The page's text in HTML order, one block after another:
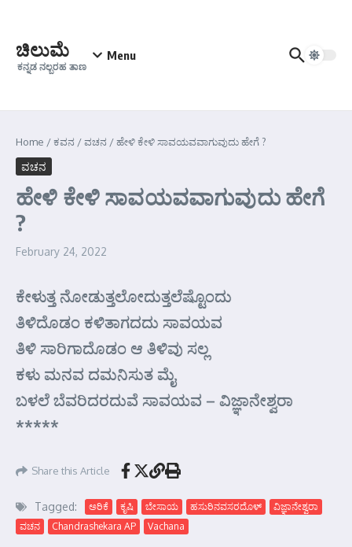
ಚಿಲುಮೆ
ಕನ್ನಡ ನಲ್ಬರಹ ತಾಣ
Menu
Home /ಕವನ /ವಚನ /ಹೇಳಿ ಕೇಳಿ ಸಾವಯವವಾಗುವುದು ಹೇಗೆ ?
ವಚನ
ಹೇಳಿ ಕೇಳಿ ಸಾವಯವವಾಗುವುದು ಹೇಗೆ
?
February 24, 2022
ಕೇಳುತ್ತ ನೋಡುತ್ತಲೋದುತ್ತಲೆಷ್ಟೊಂದು
ತಿಳಿದೊಡಂ ಕಳಿತಾಗದದು ಸಾವಯವ
ತಿಳಿ ಸಾರಿಗಾದೊಡಂ ಆ ತಿಳಿವು ಸಲ್ಲ
ಕಳು ಮನವ ದಮನಿಸುತ ಮೈ
ಬಳಲೆ ಬೆವರಿದರದುವೆ ಸಾವಯವ – ವಿಜ್ಞಾನೇಶ್ವರಾ
*****
Share this Article
Tagged: ಅರಿಕೆ ಕೃಷಿ ಬೇಸಾಯ ಹಸುರಿನವಸರದೊಳ್
ವಿಜ್ಞಾನೇಶ್ವರಾ
ವಚನ
Chandrashekara AP Vachana